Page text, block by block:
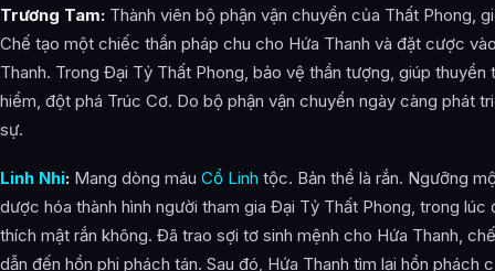
Trương Tam: Thành viên bộ phận vận chuyển của Thất Phong,
Chế tạo một chiếc thần pháp chu cho Hứa Thanh và đặt cược
Thanh. Trong Đại Tỷ Thất Phong, bảo vệ thần tượng, giúp thuyền
hiểm, đột phá Trúc Cơ. Do bộ phận vận chuyển ngày càng phát
sự.
Linh Nhi: Mang dòng máu Cổ Linh tộc. Bản thể là rắn. Ngưỡng
dược hóa thành hình người tham gia Đại Tỷ Thất Phong, trong lúc
thích mật rắn không. Đã trao sợi tơ sinh mệnh cho Hứa Thanh,
dẫn đến hồn phi phách tán. Sau đó, Hứa Thanh tìm lại hồn phách